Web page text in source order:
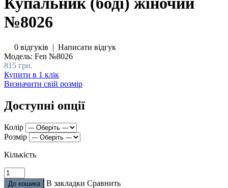
№8026
0 відгуків | Написати відгук
Модель: Fen №8026
815 грн.
Купити в 1 клік
Визначити свій розмір
Доступні опції
Колір
Розмір
Кількість
В закладки Сравнить